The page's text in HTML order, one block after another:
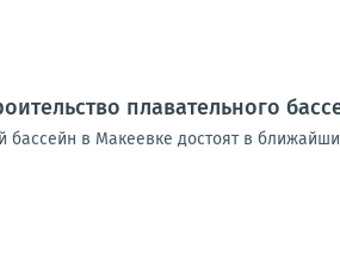
плавательного
бассейн в Макеевке достоят в